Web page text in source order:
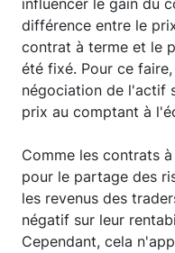
influencer le gain du
différence entre le
contrat à terme et le
été fixé. Pour ce
négociation de l'actif
prix au comptant à
Comme les contrats
pour le partage des
les revenus des
négatif sur leur
Cependant, cela